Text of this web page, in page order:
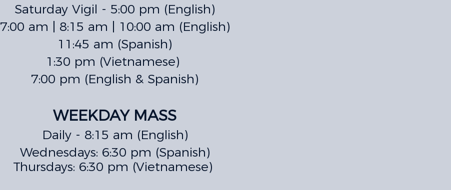
Saturday Vigil - 5:00 pm (English)
7:00 am | 8:15 am | 10:00 am (English)
11:45 am (Spanish)
1:30 pm (Vietnamese)
7:00 pm (English & Spanish)
WEEKDAY MASS
Daily - 8:15 am (English)
Wednesdays: 6:30 pm (Spanish)
Thursdays: 6:30 pm (Vietnamese)